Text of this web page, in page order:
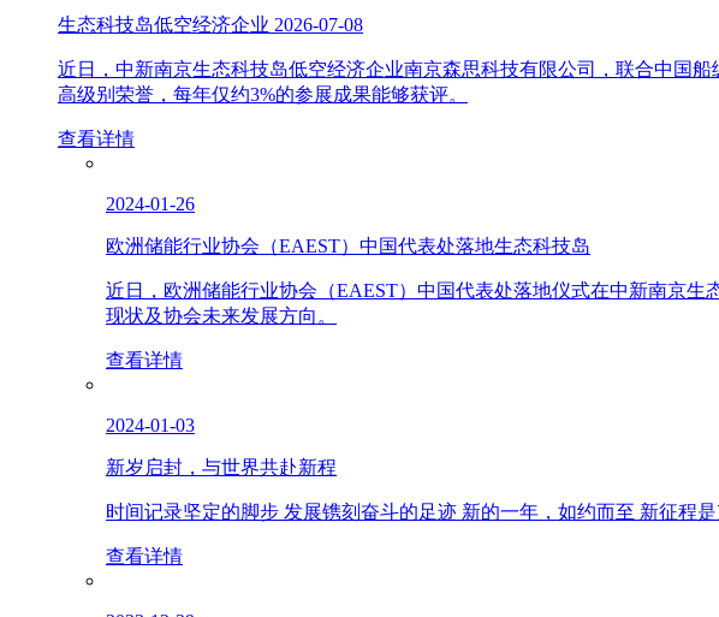
生态科技岛低空经济企业 2026-07-08
近日，中新南京生态科技岛低空经济企业南京森思科技有限公司，联合中国
高级别荣誉，每年仅约3%的参展成果能够获评。
查看详情
2024-01-26
欧洲储能行业协会（EAEST）中国代表处落地生态科技岛
近日，欧洲储能行业协会（EAEST）中国代表处落地仪式在中新南京
现状及协会未来发展方向。
查看详情
2024-01-03
新岁启封，与世界共赴新程
时间记录坚定的脚步 发展镌刻奋斗的足迹 新的一年，如约而至 新征程
查看详情